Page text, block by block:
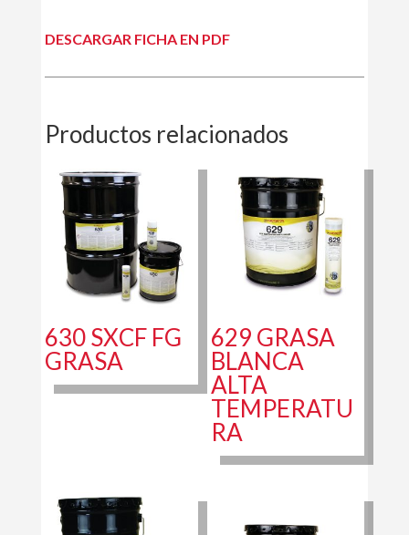
DESCARGAR FICHA EN PDF
Productos relacionados
630 SXCF FG
GRASA
629 GRASA
BLANCA
ALTA
TEMPERATU
RA